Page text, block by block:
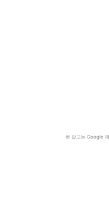
본 광고는 Google